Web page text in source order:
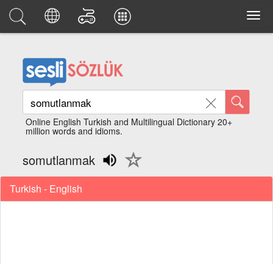
Online English Turkish and Multilingual Dictionary 20+
million words and idioms.
somutlanmak
Turkish - English